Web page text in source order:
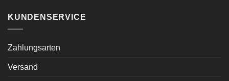
KUNDENSERVICE
Zahlungsarten
Versand